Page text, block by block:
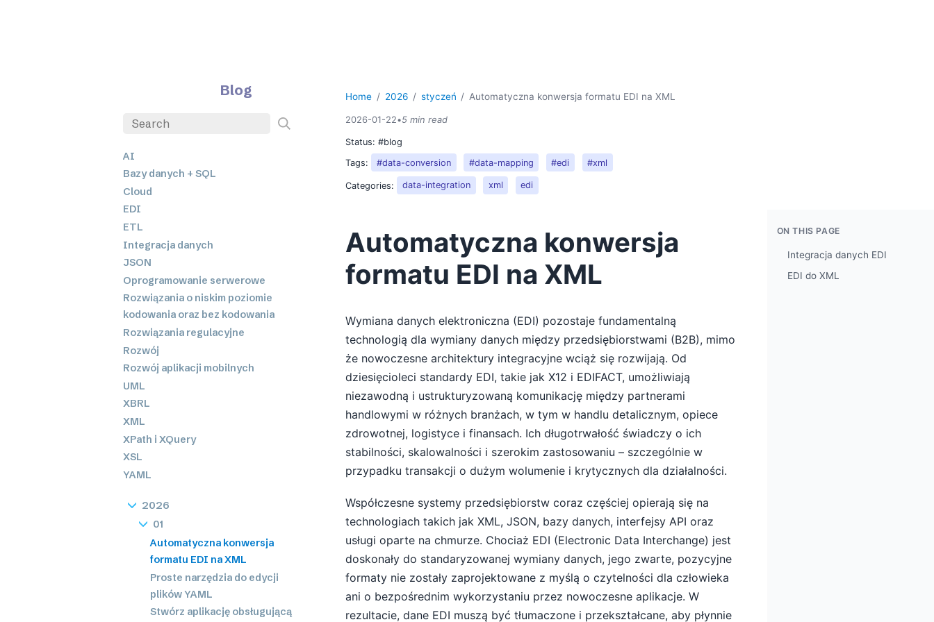
Blog
AI
Bazy danych + SQL
Cloud
EDI
ETL
Integracja danych
JSON
Oprogramowanie serwerowe
Rozwiązania o niskim poziomie
kodowania oraz bez kodowania
Rozwiązania regulacyjne
Rozwój
Rozwój aplikacji mobilnych
UML
XBRL
XML
XPath i XQuery
XSL
YAML
2026
01
Automatyczna konwersja
formatu EDI na XML
Proste narzędzia do edycji
plików YAML
Stwórz aplikację obsługującą
Home 2026 styczeń Automatyczna konwersja formatu EDI na XML
2026-01-22•5 min read
Status:#blog
Tags:
#data-conversion #data-mapping #edi #xml
Categories: data-integration xml edi
Automatyczna konwersja
formatu EDI na XML
Wymiana danych elektroniczna (EDI) pozostaje fundamentalną
technologią dla wymiany danych między przedsiębiorstwami (B2B), mimo
że nowoczesne architektury integracyjne wciąż się rozwijają. Od
dziesięcioleci standardy EDI, takie jak X12 i EDIFACT, umożliwiają
niezawodną i ustrukturyzowaną komunikację między partnerami
handlowymi w różnych branżach, w tym w handlu detalicznym, opiece
zdrowotnej, logistyce i finansach. Ich długotrwałość świadczy o ich
stabilności, skalowalności i szerokim zastosowaniu – szczególnie w
przypadku transakcji o dużym wolumenie i krytycznych dla działalności.
Współczesne systemy przedsiębiorstw coraz częściej opierają się na
technologiach takich jak XML, JSON, bazy danych, interfejsy API oraz
usługi oparte na chmurze. Chociaż EDI (Electronic Data Interchange) jest
doskonały do standaryzowanej wymiany danych, jego zwarte, pozycyjne
formaty nie zostały zaprojektowane z myślą o czytelności dla człowieka
ani o bezpośrednim wykorzystaniu przez nowoczesne aplikacje. W
rezultacie, dane EDI muszą być tłumaczone i przekształcane, aby płynnie
ON THIS PAGE
Integracja danych EDI
EDI do XML